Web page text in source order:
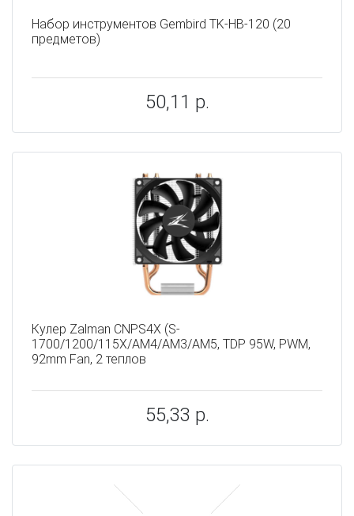
Набор инструментов Gembird TK-HB-120 (20
предметов)
50,11 р.
Кулер Zalman CNPS4X (S-
1700/1200/115X/AM4/AM3/AM5, TDP 95W, PWM,
92mm Fan, 2 теплов
55,33 р.